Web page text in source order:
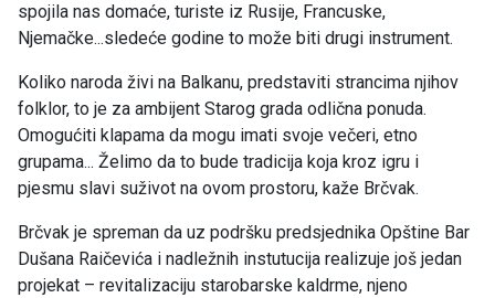
spojila nas domaće, turiste iz Rusije, Francuske,
Njemačke...sledeće godine to može biti drugi instrument.
Koliko naroda živi na Balkanu, predstaviti strancima njihov
folklor, to je za ambijent Starog grada odlična ponuda.
Omogućiti klapama da mogu imati svoje večeri, etno
grupama... Želimo da to bude tradicija koja kroz igru i
pjesmu slavi suživot na ovom prostoru, kaže Brčvak.
Brčvak je spreman da uz podršku predsjednika Opštine Bar
Dušana Raičevića i nadležnih instutucija realizuje još jedan
projekat – revitalizaciju starobarske kaldrme, njeno